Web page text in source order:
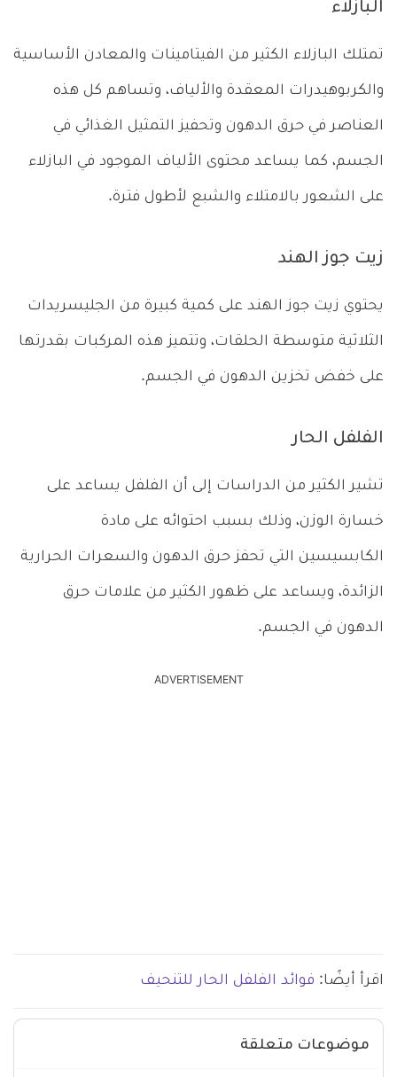
البازلاء
تمتلك البازلاء الكثير من الفيتامينات والمعادن الأساسية
والكربوهيدرات المعقدة والألياف، وتساهم كل هذه
العناصر في حرق الدهون وتحفيز التمثيل الغذائي في
الجسم، كما يساعد محتوى الألياف الموجود في البازلاء
على الشعور بالامتلاء والشبع لأطول فترة.
زيت جوز الهند
يحتوي زيت جوز الهند على كمية كبيرة من الجليسريدات
الثلاثية متوسطة الحلقات، وتتميز هذه المركبات بقدرتها
على خفض تخزين الدهون في الجسم.
الفلفل الحار
تشير الكثير من الدراسات إلى أن الفلفل يساعد على
خسارة الوزن، وذلك بسبب احتوائه على مادة
الكابسيسين التي تحفز حرق الدهون والسعرات الحرارية
الزائدة، ويساعد على ظهور الكثير من علامات حرق
الدهون في الجسم.
ADVERTISEMENT
اقرأ أيضًا: فوائد الفلفل الحار للتنحيف
موضوعات متعلقة